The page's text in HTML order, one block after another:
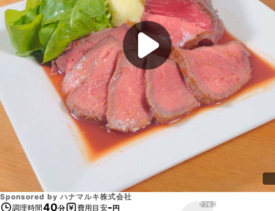
Sponsored by ハナマルキ株式会社
調理時間40分 費用目安-円 7763